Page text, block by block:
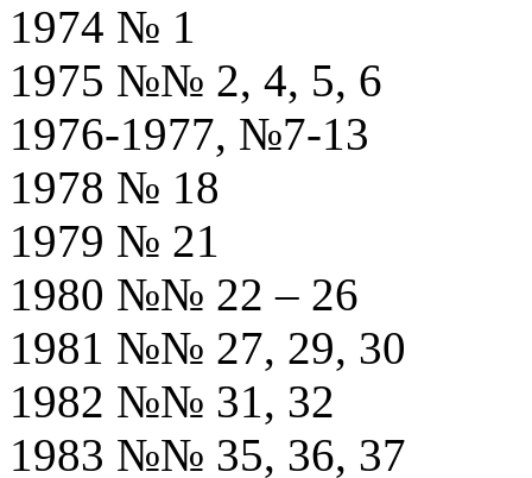
1974 № 1
1975 №№ 2, 4, 5, 6
1976-1977, №7-13
1978 № 18
1979 № 21
1980 №№ 22 – 26
1981 №№ 27, 29, 30
1982 №№ 31, 32
1983 №№ 35, 36, 37